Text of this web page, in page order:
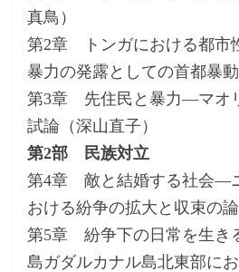
真鳥）
第2章 トンガにおける都市
暴力の発露としての首都暴
第3章 先住民と暴力―マオ
試論（深山直子）
第2部 民族対立
第4章 敵と結婚する社会―
おける紛争の拡大と収束の
第5章 紛争下の日常を生き
島ガダルカナル島北東部に